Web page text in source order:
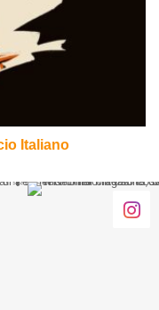
Italiano